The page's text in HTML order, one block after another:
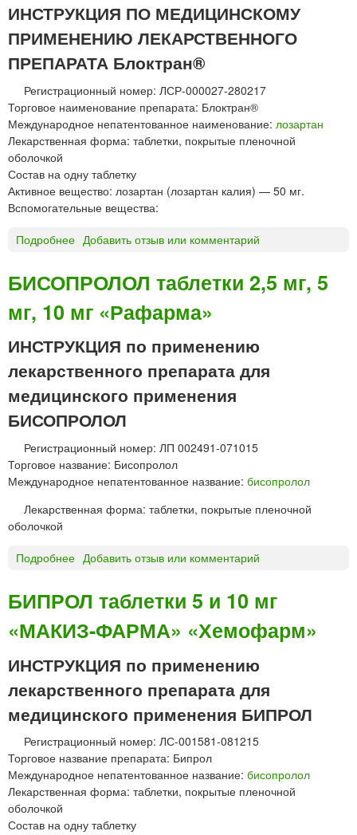
Ы
Ш
И
К
т
а
б
е
т
к
р
с
с
а
с
в
а
и
я
Х
е
ИНСТРУКЦИЯ ПО МЕДИЦИНСКОМУ
ПРИМЕНЕНИЮ ЛЕКАРСТВЕННОГО
ПРЕПАРАТА Блоктран®
Регистрационный номер: ЛСР-000027-280217
Торговое наименование препарата: Блоктран®
Международное непатентованное наименование: лозартан
Лекарственная форма: таблетки, покрытые пленочной
оболочкой
Состав на одну таблетку
Активное вещество: лозартан (лозартан калия) — 50 мг.
Вспомогательные вещества:
Подробнее
о
к
т
р
а
н
®
т
а
л
е
т
к
Добавить отзыв или комментарий
БИСОПРОЛОЛ таблетки 2,5 мг, 5
мг, 10 мг «Рафарма»
ИНСТРУКЦИЯ по применению
лекарственного препарата для
медицинского применения
БИСОПРОЛОЛ
Регистрационный номер: ЛП 002491-071015
Торговое название: Бисопролол
Международное непатентованное название: бисопролол
Лекарственная форма: таблетки, покрытые пленочной
оболочкой
Подробнее
И
С
О
П
Р
О
Л
О
Л
т
а
б
л
т
Добавить отзыв или комментарий
БИПРОЛ таблетки 5 и 10 мг
«МАКИЗ-ФАРМА» «Хемофарм»
ИНСТРУКЦИЯ по применению
лекарственного препарата для
медицинского применения БИПРОЛ
Регистрационный номер: ЛС-001581-081215
Торговое название препарата: Бипрол
Международное непатентованное название: бисопролол
Лекарственная форма: таблетки, покрытые пленочной
оболочкой
Состав на одну таблетку